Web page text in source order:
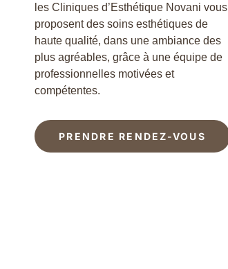
les Cliniques d’Esthétique Novani vous
proposent des soins esthétiques de
haute qualité, dans une ambiance des
plus agréables, grâce à une équipe de
professionnelles motivées et
compétentes.
PRENDRE RENDEZ-VOUS